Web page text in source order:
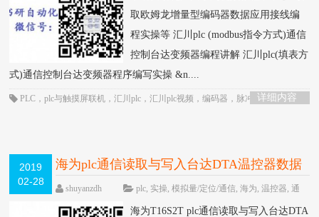
取欧姆龙增量型编码器数据应用接线编
程实操等 汇川plc (modbus指令方式)通信
控制台达变频器编程讲解 汇川plc(填表方
式)通信控制台达变频器程序编写实操 &n....
详细内容
PLC ，plc与触摸屏联机 ，汇川plc ，汇川plc视频 ，编码器 ， 脉冲定位 ，通信
2019
02-28
海为plc通信读取与写入台达DTA温控器数据
实物操作视频教程-书研自动化培训中心制作
HOT
shuyanzdh plc, 实操,模拟量/定位/通信,海为,温控器,通
海为T16S2T plc通信读取与写入台达DTA